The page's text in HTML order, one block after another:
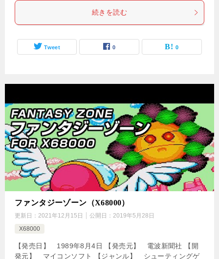
続きを読む
Tweet 0 0
ファンタジーゾーン（X68000）
更新日： 2021年12月15日 公開日： 2019年5月28日
X68000
【発売日】 1989年8月4日 【発売元】 電波新聞社 【開
発元】 マイコンソフト 【ジャンル】 シューティングゲ